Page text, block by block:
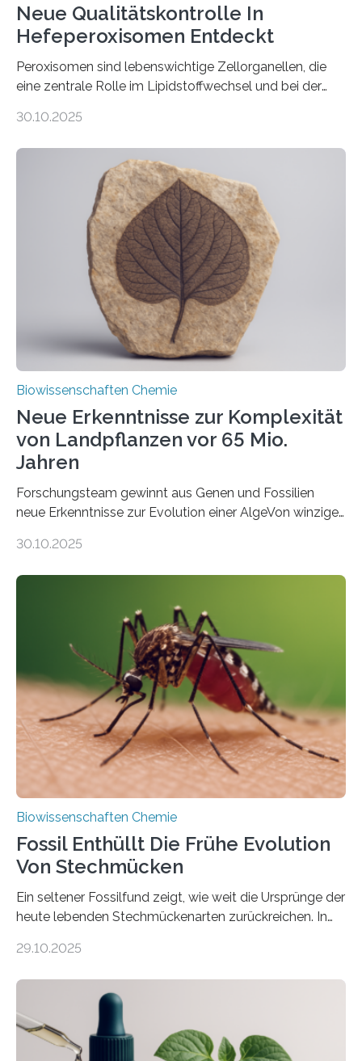
Neue Qualitätskontrolle In
Hefeperoxisomen Entdeckt
Peroxisomen sind lebenswichtige Zellorganellen, die
eine zentrale Rolle im Lipidstoffwechsel und bei der
erfüllen können, müssen zahlreiche Enzyme präzise in
der Ruhr-Universität Bochum um Prof. Dr. Ralf Erdmann
und Dr. Ismaila Francis Yusuf hat nun einen bislang
unbekannten Qualitätskontrollmechanismus des
peroxisomalen Proteintransports in der Bäckerhefe
Saccharomyces cerevisiae entdeckt, der für die
Funktionsfähigkeit der Organellen entscheidend ist. Die
Studie wurde am 28. Oktober 2025 in der
Fachzeitschrift…
30.10.2025
Biowissenschaften Chemie
Neue Erkenntnisse zur Komplexität
von Landpflanzen vor 65 Mio.
Jahren
Forschungsteam gewinnt aus Genen und Fossilien
neue Erkenntnisse zur Evolution einer AlgeVon winzigen
Landpflanzen zählen zu den komplexesten
Grünalgen, die vor Hunderten von Millionen Jahren
lebten. Unter den Vorfahren sticht eine Gruppe heraus,
die noch heute in der Natur vorkommt: die
Süßwasseralge Coleochaetophyceae. Einige Arten
dieser Gruppe bilden aus Zellfäden dichte Geflechte
mit scheibenförmiger Gestalt. Was auffällig ist: Die
nächsten…
30.10.2025
Biowissenschaften Chemie
Fossil Enthüllt Die Frühe Evolution
Von Stechmücken
Ein seltener Fossilfund zeigt, wie weit die Ursprünge der
heute lebenden Stechmückenarten zurückreichen. In
Forschende die bisher älteste bekannte Stechmücken-
Region Kachin in Myanmar und hat sich in
ausgezeichnetem Zustand erhalten. Es konnte als neue
Art einer neuen Gattung beschrieben werden und trägt
nun den Namen Cretosabethes primaevus. Dieser erste
29.10.2025